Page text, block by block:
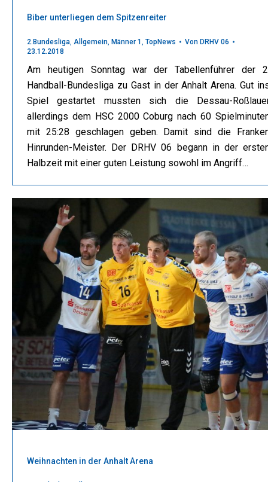
Biber unterliegen dem Spitzenreiter
2.Bundesliga Allgemein Männer 1 TopNews Von DRHV 06
23.12.2018
Am heutigen Sonntag war der Tabellenführer der
Handball-Bundesliga zu Gast in der Anhalt Arena. Gut
Spiel gestartet mussten sich die Dessau-
allerdings dem HSC 2000 Coburg nach 60
mit 25:28 geschlagen geben. Damit sind die
Hinrunden-Meister. Der DRHV 06 begann in der
Halbzeit mit einer guten Leistung sowohl im Angriff…
Weihnachten in der Anhalt Arena